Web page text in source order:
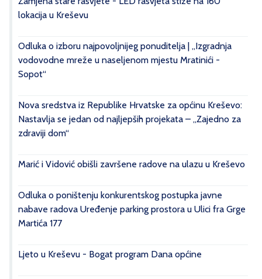
lokacija u Kreševu
Odluka o izboru najpovoljnijeg ponuditelja | „Izgradnja
vodovodne mreže u naseljenom mjestu Mratinići -
Sopot“
Nova sredstva iz Republike Hrvatske za općinu Kreševo:
Nastavlja se jedan od najljepših projekata – „Zajedno za
zdraviji dom“
Marić i Vidović obišli završene radove na ulazu u Kreševo
Odluka o poništenju konkurentskog postupka javne
nabave radova Uređenje parking prostora u Ulici fra Grge
Martića 177
Ljeto u Kreševu - Bogat program Dana općine